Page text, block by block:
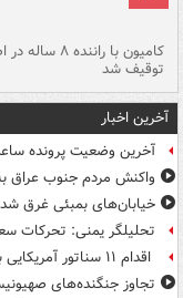
کامیون با راننده
توقیف شد
آخرین اخبار
آخرین وضعیت پرونده
واکنش مردم جنوب عراق
خیابان‌های بمبئی غرق
تحلیلگر یمنی: تحرکات
اقدام ۱۱ سناتور آمریکایی برای توقف جنگ علیه ایران
تجاوز جنگنده‌های